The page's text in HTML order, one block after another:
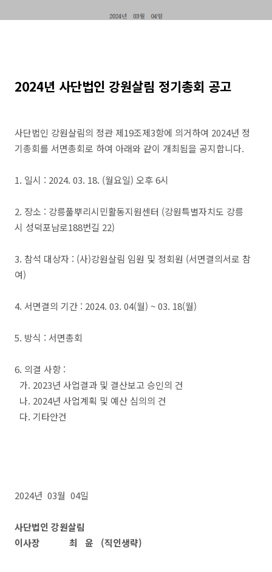
2024년 사단법인 강원살림 정기총회 공고
사단법인 강원살림의 정관 제19조제3항에 의거하여 2024년 정
기총회를 서면총회로 하여 아래와 같이 개최됨을 공지합니다.
1. 일시 : 2024. 03. 18. (월요일) 오후 6시
2. 장소 : 강릉풀뿌리시민활동지원센터 (강원특별자치도 강릉
시 성덕포남로188번길 22)
3. 참석 대상자 : (사)강원살림 임원 및 정회원 (서면결의서로 참
여)
4. 서면결의 기간 : 2024. 03. 04(월) ~ 03. 18(월)
5. 방식 : 서면총회
6. 의결 사항 :
가. 2023년 사업결과 및 결산보고 승인의 건
나. 2024년 사업계획 및 예산 심의의 건
다. 기타안건
2024년 03월 04일
사단법인 강원살림
이사장 최 윤 (직인생략)